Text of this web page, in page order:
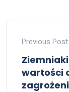
Previous Post
wartości